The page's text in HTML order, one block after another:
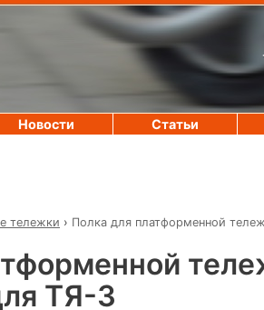
тележки › Полка для платформенной
ТЯ-3
Новости Статьи